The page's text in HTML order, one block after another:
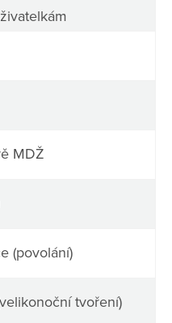
MDŽ
(povolání)
tvoření)